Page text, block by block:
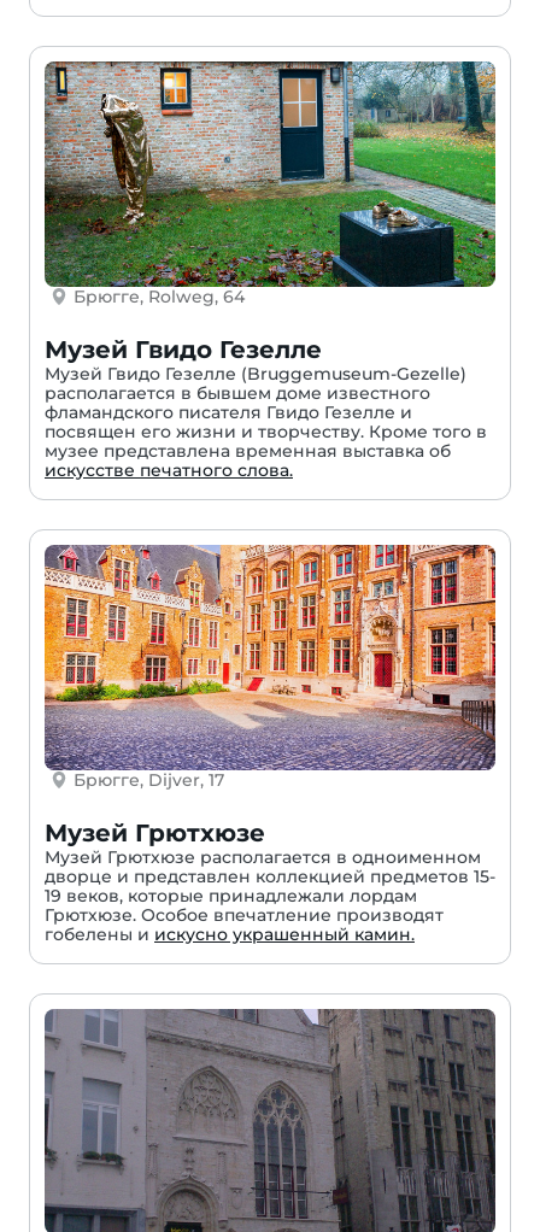
Брюгге, Rolweg, 64
Музей Гвидо Гезелле
Музей Гвидо Гезелле (Bruggemuseum-Gezelle)
располагается в бывшем доме известного
фламандского писателя Гвидо Гезелле и
посвящен его жизни и творчеству. Кроме того в
музее представлена временная выставка об
искусстве печатного слова.
Брюгге, Dijver, 17
Музей Грютхюзе
Музей Грютхюзе располагается в одноименном
дворце и представлен коллекцией предметов 15-
19 веков, которые принадлежали лордам
Грютхюзе. Особое впечатление производят
гобелены и искусно украшенный камин.